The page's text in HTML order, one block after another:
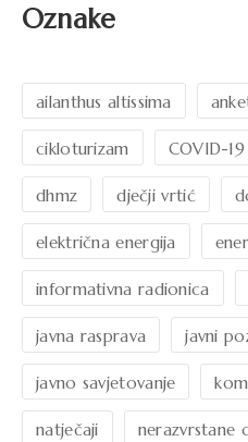
Oznake
ailanthus altissima
cikloturizam COVID-19
dhmz dječji vrtić
električna energija
informativna radionica
javna rasprava javni
javno savjetovanje
natječaji nerazvrstane